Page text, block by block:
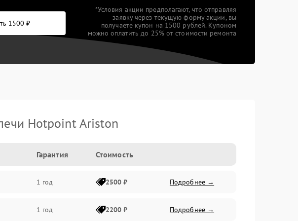
1500 ₽
*Условия акции предполагают, что отправляя
заявку через текущую форму акции, вы
получаете купон на 1500 рублей. Купоном
можно оплатить до 25% от стоимости ремонта
Hotpoint Ariston
Гарантия Стоимость
1 год 2500 ₽ Подробнее →
1 год 2200 ₽ Подробнее →